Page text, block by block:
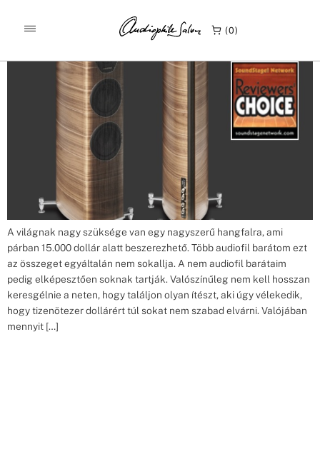
0
A világnak nagy szüksége van egy nagyszerű hangfalra, ami
párban 15.000 dollár alatt beszerezhető. Több audiofil barátom ezt
az összeget egyáltalán nem sokallja. A nem audiofil barátaim
pedig elképesztően soknak tartják. Valószínűleg nem kell hosszan
keresgélnie a neten, hogy találjon olyan ítészt, aki úgy vélekedik,
hogy tizenötezer dollárért túl sokat nem szabad elvárni. Valójában
mennyit […]